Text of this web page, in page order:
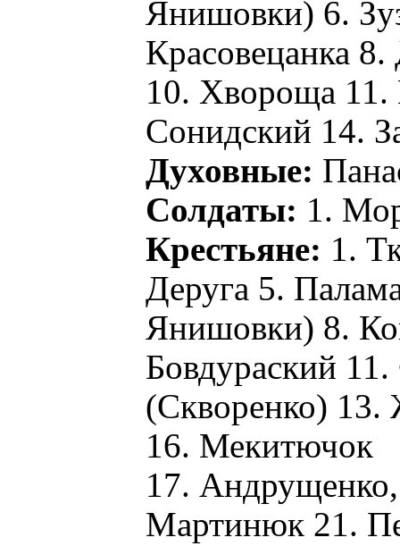
Янишовки) 6.
Красовецанка
10. Хвороща 11.
Сонидский 14.
Духовные:
Солдаты: 1.
Крестьяне: 1.
Деруга 5.
Янишовки) 8.
Бовдураский
(Скворенко)
16. Мекитючок
17.
Мартинюк 21.